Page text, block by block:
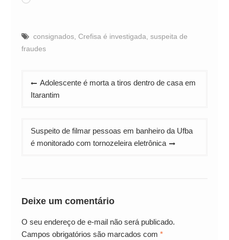
consignados, Crefisa é investigada, suspeita de
fraudes
Navegação
de
Adolescente é morta a tiros dentro de casa em
Itarantim
Suspeito de filmar pessoas em banheiro da Ufba
é monitorado com tornozeleira eletrônica
Deixe um comentário
O seu endereço de e-mail não será publicado.
Campos obrigatórios são marcados com *